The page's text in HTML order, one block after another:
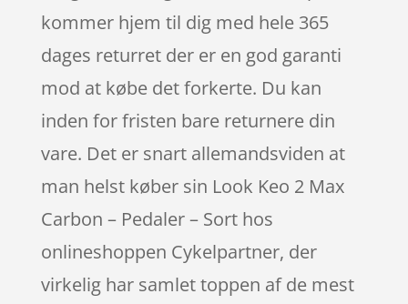
kommer hjem til dig med hele 365
dages returret der er en god garanti
mod at købe det forkerte. Du kan
inden for fristen bare returnere din
vare. Det er snart allemandsviden at
man helst køber sin Look Keo 2 Max
Carbon – Pedaler – Sort hos
onlineshoppen Cykelpartner, der
virkelig har samlet toppen af de mest